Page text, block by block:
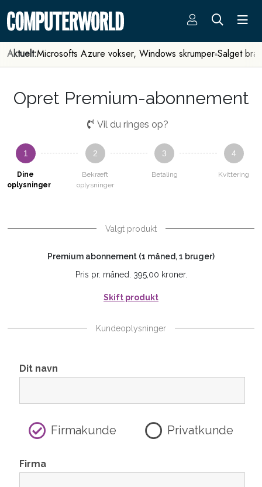
Aktuelt:Microsofts Azure vokser, Windows skrumper Salget
Opret Premium-abonnement
Vil du ringes op?
1
Dine
oplysninger
2
Bekræft
oplysninger
3
Betaling
4
Kvittering
Valgt produkt
Premium abonnement (1 måned, 1 bruger)
Pris pr. måned. 395,00 kroner.
Skift produkt
Kundeoplysninger
Dit navn
Firmakunde Privatkunde
Firma